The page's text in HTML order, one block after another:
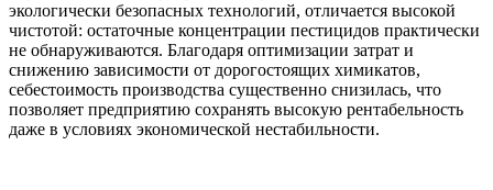
экологически безопасных технологий, отличается высокой
чистотой: остаточные концентрации пестицидов практически
не обнаруживаются. Благодаря оптимизации затрат и
снижению зависимости от дорогостоящих химикатов,
себестоимость производства существенно снизилась, что
позволяет предприятию сохранять высокую рентабельность
даже в условиях экономической нестабильности.